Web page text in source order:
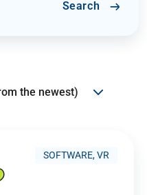
Search
SOFTWARE, VR